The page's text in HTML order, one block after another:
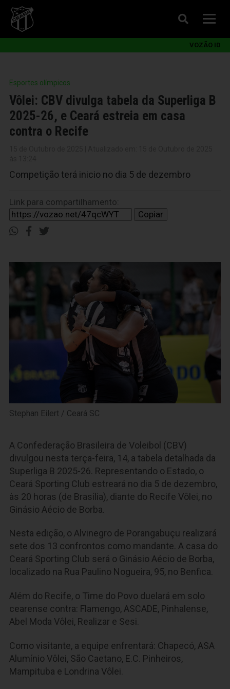
VOZÃO ID
Esportes olímpicos
Vôlei: CBV divulga tabela da Superliga B
2025-26, e Ceará estreia em casa
contra o Recife
Competição terá inicio no dia 5 de dezembro
Link para compartilhamento:
Copiar
Stephan Eilert / Ceará SC
A Confederação Brasileira de Voleibol (CBV)
divulgou nesta terça-feira, 14, a tabela detalhada da
Superliga B 2025-26. Representando o Estado, o
Ceará Sporting Club estreará no dia 5 de dezembro,
às 20 horas (de Brasília), diante do Recife Vôlei, no
Ginásio Aécio de Borba.
Nesta edição, o Alvinegro de Porangabuçu realizará
sete dos 13 confrontos como mandante. A casa do
Ceará Sporting Club será o Ginásio Aécio de Borba,
localizado na Rua Paulino Nogueira, 95, no Benfica.
Além do Recife, o Time do Povo duelará em solo
cearense contra: Flamengo, ASCADE, Pinhalense,
Abel Moda Vôlei, Realizar e Sesi.
Como visitante, a equipe enfrentará: Chapecó, ASA
Alumínio Vôlei, São Caetano, E.C. Pinheiros,
Mampituba e Londrina Vôlei.